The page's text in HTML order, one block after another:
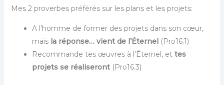
Mes 2 proverbes préférés sur les plans et les projets:
A l’homme de former des projets dans son cœur,
mais la réponse… vient de l’Éternel(Pro16.1)
Recommande tes œuvres à l’Éternel, et tes
projets se réaliseront(Pro16.3)